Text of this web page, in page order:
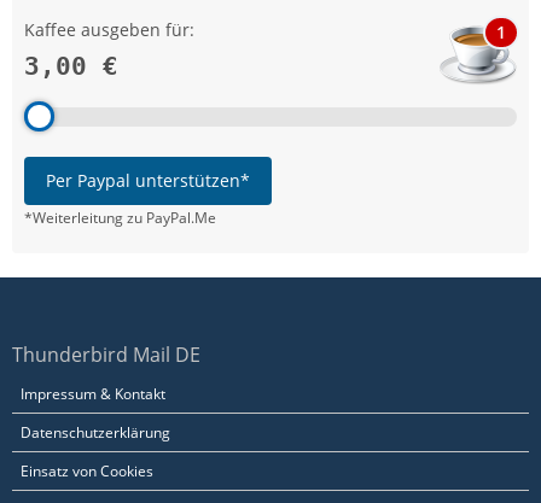
Kaffee ausgeben für:
3,00 €
1
Per Paypal unterstützen*
*Weiterleitung zu PayPal.Me
Thunderbird Mail DE
Impressum & Kontakt
Datenschutzerklärung
Einsatz von Cookies